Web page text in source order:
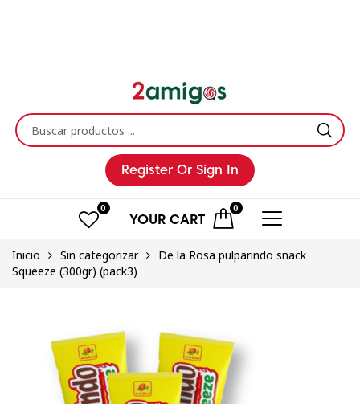
Register Or Sign In
0 0
YOUR CART
Inicio Sin categorizar
De la Rosa pulparindo snack
Squeeze (300gr) (pack3)